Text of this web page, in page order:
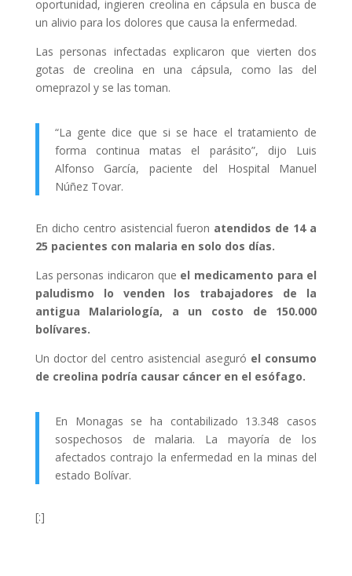
oportunidad, ingieren creolina en cápsula en busca de
un alivio para los dolores que causa la enfermedad.
Las personas infectadas explicaron que vierten dos
gotas de creolina en una cápsula, como las del
omeprazol y se las toman.
“La gente dice que si se hace el tratamiento de
forma continua matas el parásito”, dijo Luis
Alfonso García, paciente del Hospital Manuel
Núñez Tovar.
En dicho centro asistencial fueron atendidos de 14 a
25 pacientes con malaria en solo dos días.
Las personas indicaron que el medicamento para el
paludismo lo venden los trabajadores de la
antigua Malariología, a un costo de 150.000
bolívares.
Un doctor del centro asistencial aseguró el consumo
de creolina podría causar cáncer en el esófago.
En Monagas se ha contabilizado 13.348 casos
sospechosos de malaria. La mayoría de los
afectados contrajo la enfermedad en la minas del
estado Bolívar.
[:]